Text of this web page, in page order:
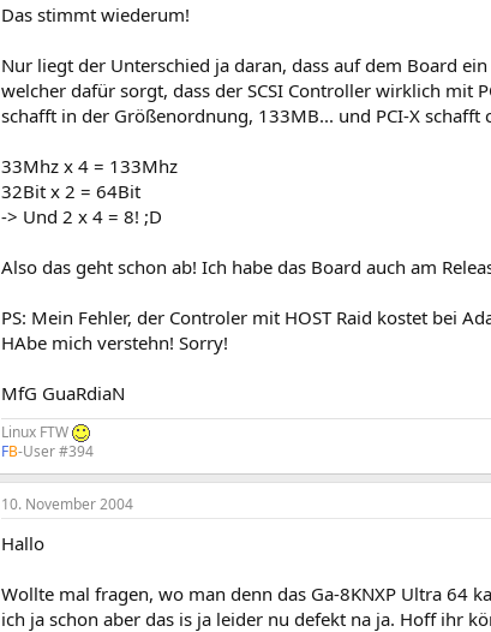
Das stimmt wiederum!
Nur liegt der Unterschied ja daran, dass auf dem Board
welcher dafür sorgt, dass der SCSI Controller wirklich mit
schafft in der Größenordnung, 133MB... und PCI-X schafft
33Mhz x 4 = 133Mhz
32Bit x 2 = 64Bit
-> Und 2 x 4 = 8! ;D
Also das geht schon ab! Ich habe das Board auch am
PS: Mein Fehler, der Controler mit HOST Raid kostet bei
HAbe mich verstehn! Sorry!
MfG GuaRdiaN
Linux FTW
FB-User #394
10. November 2004
Hallo
Wollte mal fragen, wo man denn das Ga-8KNXP Ultra 64
ich ja schon aber das is ja leider nu defekt na ja. Hoff ihr